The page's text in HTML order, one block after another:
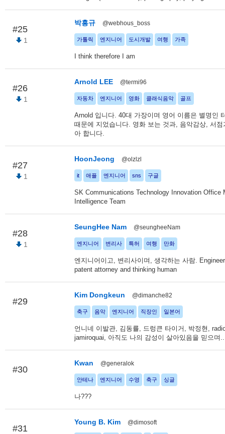
#25
1
박흥규 @webhous_boss
가톨릭 엔지니어 도시개발 여행 가족
I think therefore I am
#26
1
Arnold LEE @termi96
자동차 엔지니어 영화 클래식음악 골프
Arnold 입니다. 40대 가장이며 영어 이름은 별명인
때문에 지었습니다. 영화 보는 것과, 음악감상, 서점
아 합니다.
#27
1
HoonJeong @olzlzl
it 애플 엔지니어 sns 구글
SK Communications Technology Innovation Office
Intelligence Team
#28
1
SeungHee Nam @seungheeNam
엔지니어 변리사 특허 여행 만화
엔지니어이고, 변리사이며, 생각하는 사람.
patent attorney and thinking human
#29
Kim Dongkeun @dimanche82
축구 음악 엔지니어 직장인 일본어
언니네 이발관, 김동률, 드렁큰 타이거, 박정현,
jamiroquai, 아직도 나의 감성이 살아있음을 믿으며
#30
Kwan @generalok
안테나 엔지니어 수영 축구 싱글
나???
#31
Young B. Kim @dimosoft